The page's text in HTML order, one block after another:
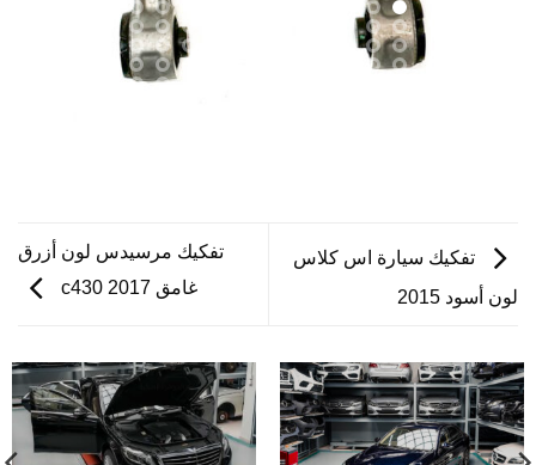
تفكيك سيارة اس كلاس
لون أسود 2015
تفكيك مرسيدس لون أزرق
غامق c430 2017